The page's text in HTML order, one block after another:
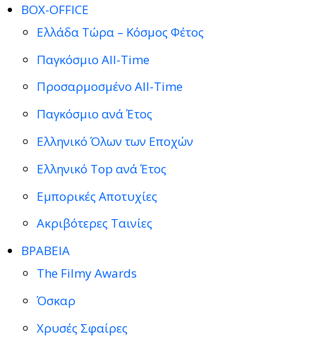
BOX-OFFICE
Ελλάδα Τώρα – Κόσμος Φέτος
Παγκόσμιο All-Time
Προσαρμοσμένο All-Time
Παγκόσμιο ανά Έτος
Ελληνικό Όλων των Εποχών
Ελληνικό Top ανά Έτος
Εμπορικές Αποτυχίες
Ακριβότερες Ταινίες
ΒΡΑΒΕΙΑ
The Filmy Awards
Όσκαρ
Χρυσές Σφαίρες